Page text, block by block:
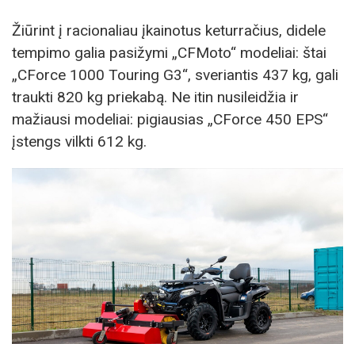
Žiūrint į racionaliau įkainotus keturračius, didele
tempimo galia pasižymi „CFMoto“ modeliai: štai
„CForce 1000 Touring G3“, sveriantis 437 kg, gali
traukti 820 kg priekabą. Ne itin nusileidžia ir
mažiausi modeliai: pigiausias „CForce 450 EPS“
įstengs vilkti 612 kg.